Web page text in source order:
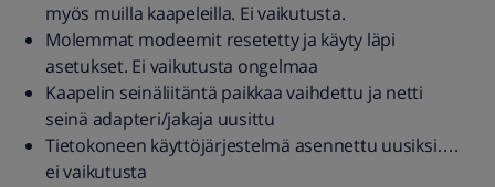
myös muilla kaapeleilla. Ei vaikutusta.
Molemmat modeemit resetetty ja käyty läpi
asetukset. Ei vaikutusta ongelmaa
Kaapelin seinäliitäntä paikkaa vaihdettu ja netti
seinä adapteri/jakaja uusittu
Tietokoneen käyttöjärjestelmä asennettu uusiksi….
ei vaikutusta